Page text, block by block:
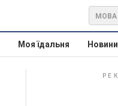
МОВА
Моя їдальня Новини